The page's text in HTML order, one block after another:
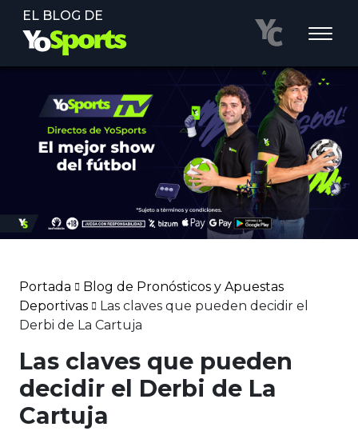
EL BLOG DE
Portada
Blog de Pronósticos y Apuestas
Deportivas
Las claves que pueden decidir el
Derbi de La Cartuja
Las claves que pueden
decidir el Derbi de La
Cartuja